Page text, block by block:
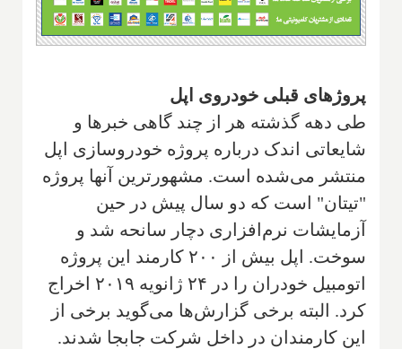
پروژهای قبلی خودروی اپل
طی دهه گذشته هر از چند گاهی خبرها و
شایعاتی اندک درباره پروژه خودروسازی اپل
منتشر می‌شده است. مشهورترین آنها پروژه
"تیتان" است که دو سال پیش در حین
آزمایشات نرم‌افزاری دچار سانحه شد و
سوخت. اپل بیش از ۲۰۰ کارمند این پروژه
اتومبیل خودران را در ۲۴ ژانویه ۲۰۱۹ اخراج
کرد. البته برخی گزارش‌ها می‌گوید برخی از
این کارمندان در داخل شرکت جابجا شدند.